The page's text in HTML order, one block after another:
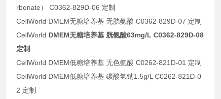
rbonate） C0362-829D-06 定制
CellWorld DMEM无糖培养基 无胱氨酸 C0362-829D-07 定制
CellWorld DMEM无糖培养基 胱氨酸63mg/L C0362-829D-08
定制
CellWorld DMEM低糖培养基 无色氨酸 C0262-821D-01 定制
CellWorld DMEM低糖培养基 碳酸氢钠1.5g/L C0262-821D-0
2 定制